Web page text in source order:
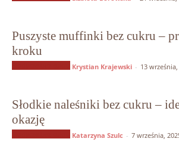
Puszyste muffinki bez cukru –
kroku
Krystian Krajewski - 13
Słodkie naleśniki bez cukru –
okazję
Katarzyna Szulc - 7 września,